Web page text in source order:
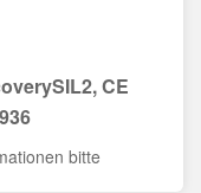
CE
bitte